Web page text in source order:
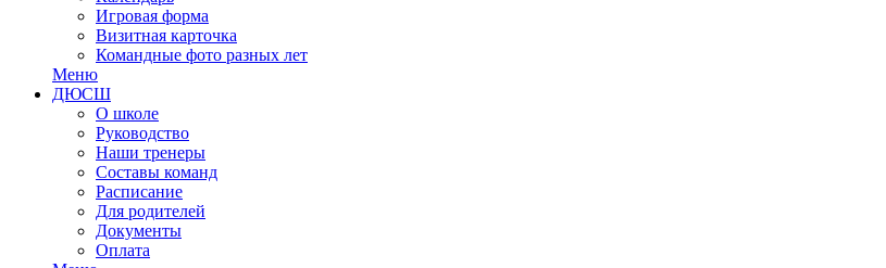
Игровая форма
Визитная карточка
Командные фото разных лет
Меню
ДЮСШ
О школе
Руководство
Наши тренеры
Составы команд
Расписание
Для родителей
Документы
Оплата